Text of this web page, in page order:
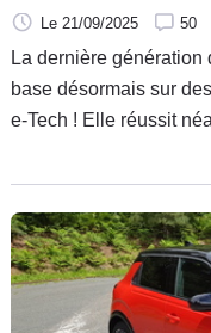
Le 21/09/2025 50
La dernière génération
base désormais sur
e-Tech ! Elle réussit
ferait choisir plutôt que
a cherché à déterminer.